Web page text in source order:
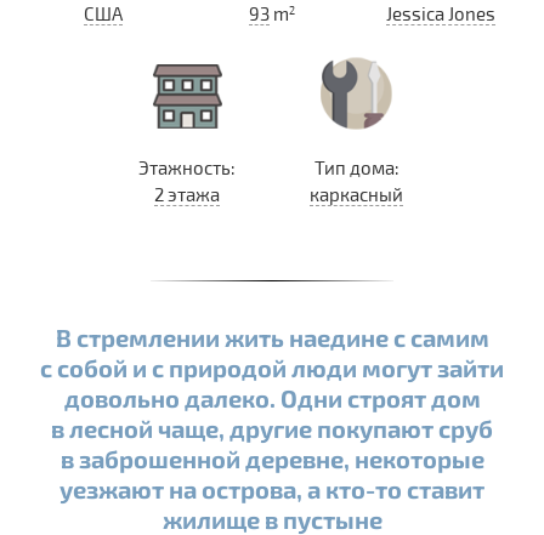
США
93m2
Jessica Jones
Этажность:
2 этажа
Тип дома:
каркасный
В стремлении жить наедине с самим
с собой и с природой люди могут зайти
довольно далеко. Одни строят дом
в лесной чаще, другие покупают сруб
в заброшенной деревне, некоторые
уезжают на острова, а кто-то ставит
жилище в пустыне